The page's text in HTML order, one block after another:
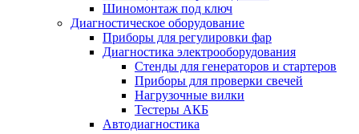
Шиномонтаж под ключ
Диагностическое оборудование
Приборы для регулировки фар
Диагностика электрооборудования
Стенды для генераторов и стартеров
Приборы для проверки свечей
Нагрузочные вилки
Тестеры АКБ
Автодиагностика